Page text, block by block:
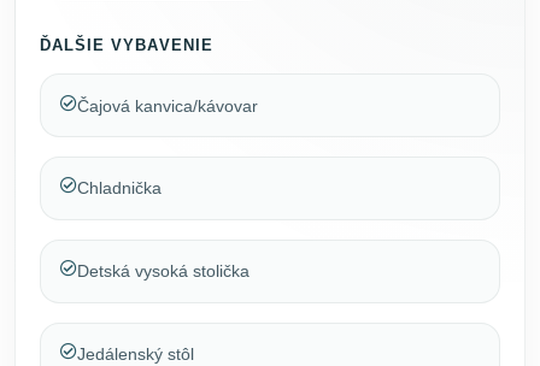
ĎALŠIE VYBAVENIE
Čajová kanvica/kávovar
Chladnička
Detská vysoká stolička
Jedálenský stôl